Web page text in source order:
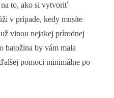
na to, ako si vytvoriť
v prípade, kedy musíte
vinou nejakej prírodnej
batožina by vám mala
pomoci minimálne po